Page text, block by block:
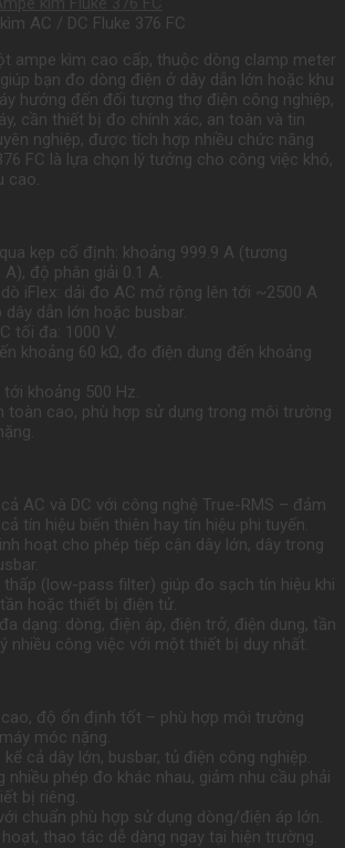
AC / DC Fluke 376 FC
ampe kìm cao cấp, thuộc dòng clamp meter
bạn đo dòng điện ở dây dẫn lớn hoặc khu
hướng đến đối tượng thợ điện công nghiệp,
cần thiết bị đo chính xác, an toàn và tin
nghiệp, được tích hợp nhiều chức năng
FC là lựa chọn lý tưởng cho công việc khó,
cao.
kẹp cố định: khoảng 999.9 A (tương
độ phân giải 0.1 A.
iFlex: dải đo AC mở rộng lên tới ~2500 A
dây dẫn lớn hoặc busbar.
tối đa: 1000 V.
khoảng 60 kΩ, đo điện dung đến khoảng
khoảng 500 Hz.
toàn cao, phù hợp sử dụng trong môi trường
AC và DC với công nghệ True-RMS – đảm
tín hiệu biến thiên hay tín hiệu phi tuyến.
hoạt cho phép tiếp cận dây lớn, dây trong
(low-pass filter) giúp đo sạch tín hiệu khi
hoặc thiết bị điện tử.
dạng: dòng, điện áp, điện trở, điện dung, tần
nhiều công việc với một thiết bị duy nhất.
độ ổn định tốt – phù hợp môi trường
móc nặng.
cả dây lớn, busbar, tủ điện công nghiệp.
nhiều phép đo khác nhau, giảm nhu cầu phải
bị riêng.
chuẩn phù hợp sử dụng dòng/điện áp lớn.
hoạt, thao tác dễ dàng ngay tại hiện trường.